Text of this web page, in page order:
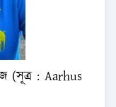
(সূত্র : Aarhus